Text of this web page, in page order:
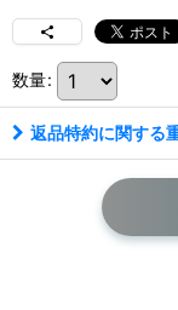
数量:
返品特約に関する